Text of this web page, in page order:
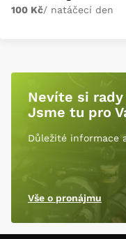
100 Kč/ natáčecí den
Nevíte si
Jsme tu pro
Důležité informace
Vše o pronájmu